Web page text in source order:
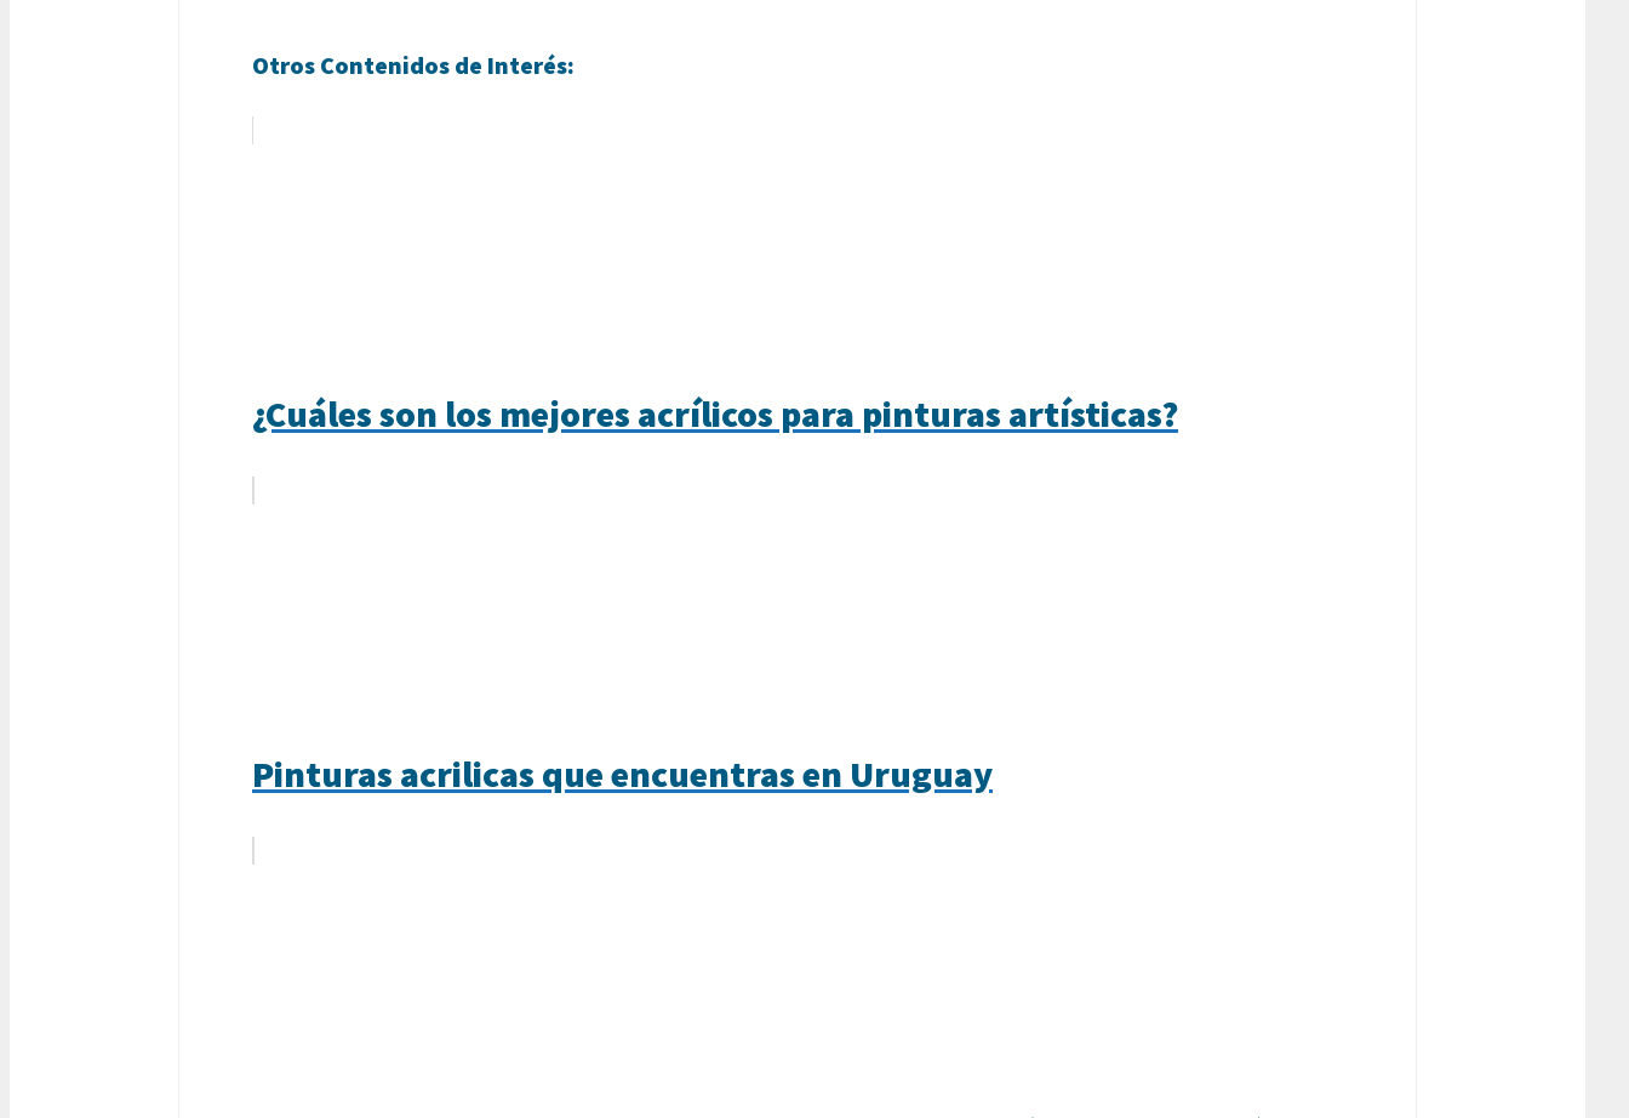
Otros Contenidos de Interés:
¿Cuáles son los mejores acrílicos para pinturas artísticas?
Pinturas acrilicas que encuentras en Uruguay